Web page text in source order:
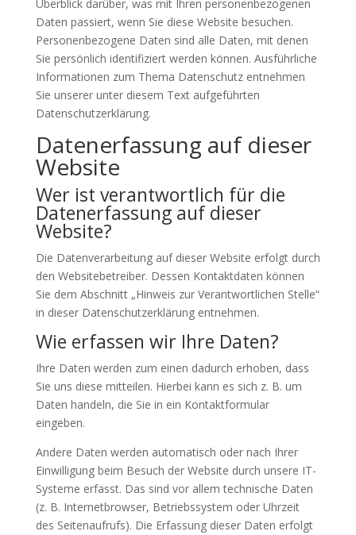
Überblick darüber, was mit Ihren personenbezogenen
Daten passiert, wenn Sie diese Website besuchen.
Personenbezogene Daten sind alle Daten, mit denen
Sie persönlich identifiziert werden können. Ausführliche
Informationen zum Thema Datenschutz entnehmen
Sie unserer unter diesem Text aufgeführten
Datenschutzerklärung.
Datenerfassung auf dieser
Website
Wer ist verantwortlich für die
Datenerfassung auf dieser
Website?
Die Datenverarbeitung auf dieser Website erfolgt durch
den Websitebetreiber. Dessen Kontaktdaten können
Sie dem Abschnitt „Hinweis zur Verantwortlichen Stelle“
in dieser Datenschutzerklärung entnehmen.
Wie erfassen wir Ihre Daten?
Ihre Daten werden zum einen dadurch erhoben, dass
Sie uns diese mitteilen. Hierbei kann es sich z. B. um
Daten handeln, die Sie in ein Kontaktformular
eingeben.
Andere Daten werden automatisch oder nach Ihrer
Einwilligung beim Besuch der Website durch unsere IT-
Systeme erfasst. Das sind vor allem technische Daten
(z. B. Internetbrowser, Betriebssystem oder Uhrzeit
des Seitenaufrufs). Die Erfassung dieser Daten erfolgt